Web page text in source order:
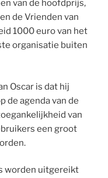
van de hoofdprijs,
de Vrienden van
1000 euro van het
organisatie buiten
Oscar is dat hij
de agenda van de
van
een groot
worden uitgereikt